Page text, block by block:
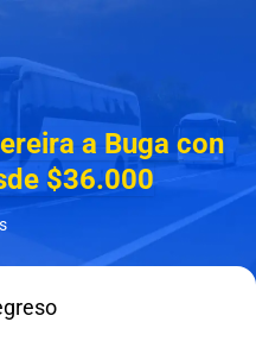
a Buga con
$36.000